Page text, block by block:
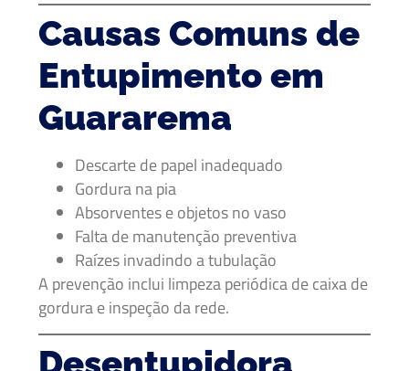
Causas Comuns de
Entupimento em
Guararema
Descarte de papel inadequado
Gordura na pia
Absorventes e objetos no vaso
Falta de manutenção preventiva
Raízes invadindo a tubulação
A prevenção inclui limpeza periódica de caixa de
gordura e inspeção da rede.